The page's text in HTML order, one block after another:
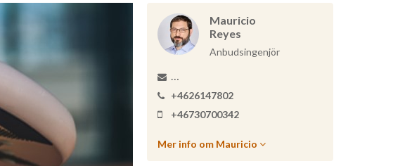
Mauricio
Reyes
Anbudsingenjör
+4626147802
+46730700342
Mer info om Mauricio